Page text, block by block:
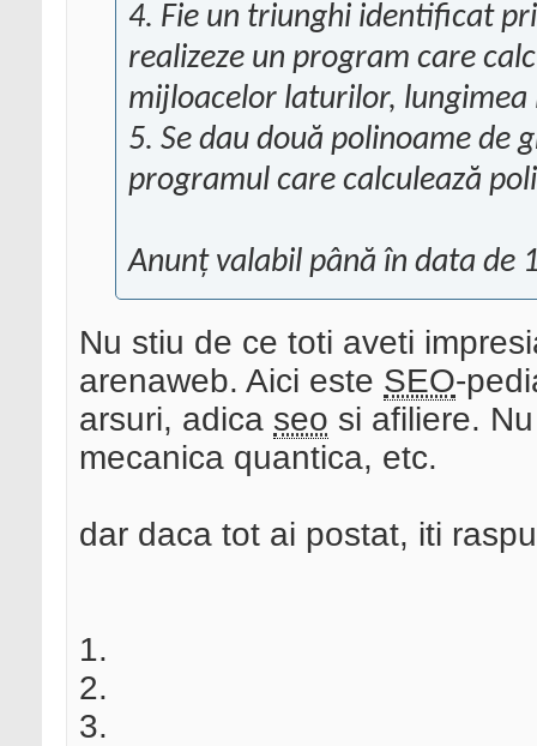
4. Fie un triunghi identificat
realizeze un program care
mijloacelor laturilor,
5. Se dau două polinoame de
programul care calculează
Anunț valabil până în data de
Nu stiu de ce toti aveti
arenaweb. Aici este SEO-
arsuri, adica seo si afiliere.
mecanica quantica, etc.
dar daca tot ai postat, iti
1.
2.
3.